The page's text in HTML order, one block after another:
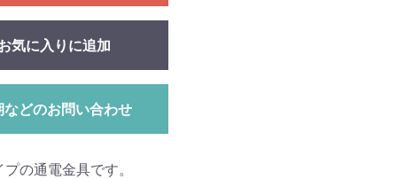
気に入りに追加
などのお問い合わせ
の通電金具です。